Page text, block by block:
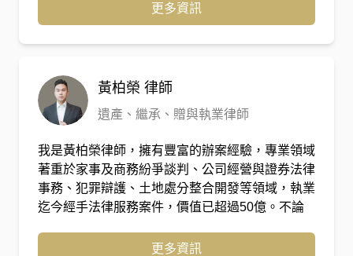
更多資訊
黃柏榮 律師
遺產、繼承、贈與執業律師
我是黃柏榮律師，擁有豐富的辦案經驗，專業領域
著重於家事及商務紛爭談判、公司經營與證券法律
事務、犯罪辯護、土地處分整合開發等領域，執業
迄今經手法律服務案件，價值已超過50億。不論
問題尚未發生爭議，歡迎讓我們為您預防爭端。
更多資訊